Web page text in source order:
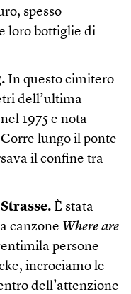
spesso
loro bottiglie di
In questo cimitero
dell’ultima
1975 e nota
lungo il ponte
il confine tra
È stata
canzone Where are
persone
incrociamo le
dell’attenzione